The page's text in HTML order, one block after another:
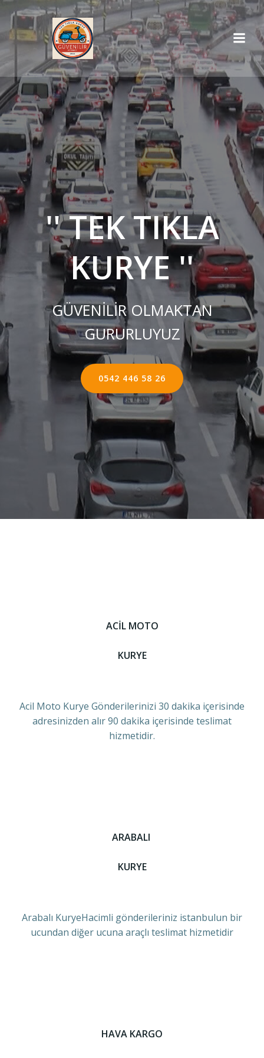
İçeriğe
geç
'' TEK TIKLA
KURYE ''
GÜVENİLİR OLMAKTAN
GURURLUYUZ
0542 446 58 26
ACİL MOTO
KURYE
Acil Moto Kurye Gönderilerinizi 30 dakika içerisinde
adresinizden alır 90 dakika içerisinde teslimat
hizmetidir.
ARABALI
KURYE
Arabalı KuryeHacimli gönderileriniz istanbulun bir
ucundan diğer ucuna araçlı teslimat hizmetidir
HAVA KARGO